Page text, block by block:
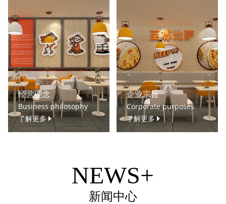
经营理念
Business philosophy
了解更多
企业宗旨
Corporate purposes
了解更多
NEWS+
新闻中心